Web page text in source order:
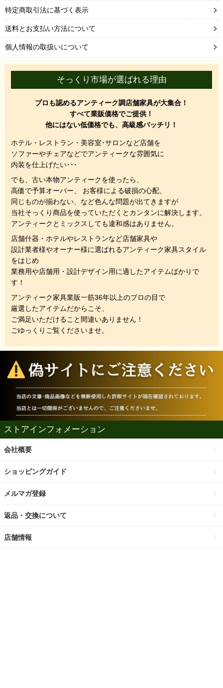
特定商取引法に基づく表示
送料とお支払い方法について
個人情報の取扱いについて
そっくり市場が選ばれる理由
プロも認めるアンティーク調店舗家具が大集合！
すべて業販価格でご提供！
他にはない低価格でも、高級感バッチリ！
ホテル・レストラン・美容室･サロンなど店舗を
ソファーやチェアなどでアンティークな雰囲気に
内装を仕上げたい･･･
でも、 古い本物アンティークを使ったら、
高価で予算オーバー、 お客様による破損の心配、
同じものが揃わない、 など色んな問題が出てきますが
当社そっくり商品を使っていただくと カンタンに解決します。
アンティークとミックスしても違和感はありません。
店舗什器・ホテルやレストランなど店舗家具や
設計業者様やオーナー様に選ばれるアンティーク家具スタイル
をはじめ
業務用や店舗用・設計デザイン用に適したアイテムばかりで
す！
アンティーク家具業販一筋36年以上のプロの目で
厳選したアイテムだからこそ、
ご満足いただけること間違いありません！
ごゆっくりご覧くださいませ。
ストアインフォメーション
会社概要
ショッピングガイド
メルマガ登録
返品・交換について
店舗情報